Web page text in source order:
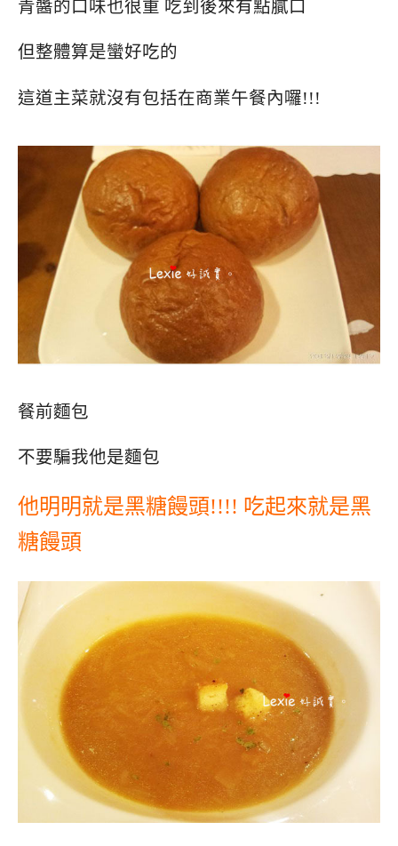
青醬的口味也很重 吃到後來有點膩口
但整體算是蠻好吃的
這道主菜就沒有包括在商業午餐內囉!!!
餐前麵包
不要騙我他是麵包
他明明就是黑糖饅頭!!!! 吃起來就是黑
糖饅頭